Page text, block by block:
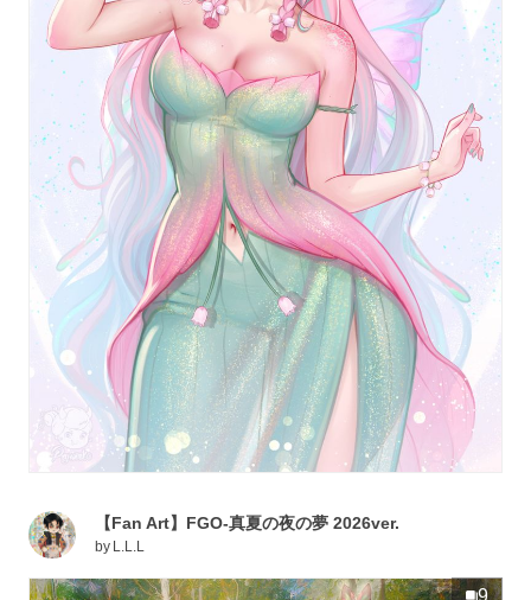
【Fan Art】FGO-真夏の夜の夢 2026ver.
by L.L.L